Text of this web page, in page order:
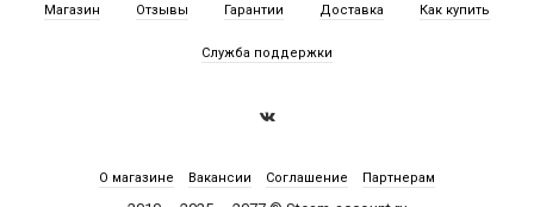
Магазин Отзывы Гарантии Доставка Как купить
Служба поддержки
О магазине Вакансии Соглашение Партнерам